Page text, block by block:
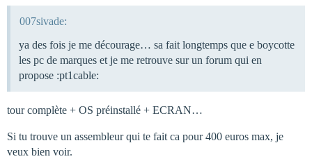
007sivade:
ya des fois je me décourage… sa fait longtemps que e boycotte
les pc de marques et je me retrouve sur un forum qui en
propose :pt1cable:
tour complète + OS préinstallé + ECRAN…
Si tu trouve un assembleur qui te fait ca pour 400 euros max, je
veux bien voir.